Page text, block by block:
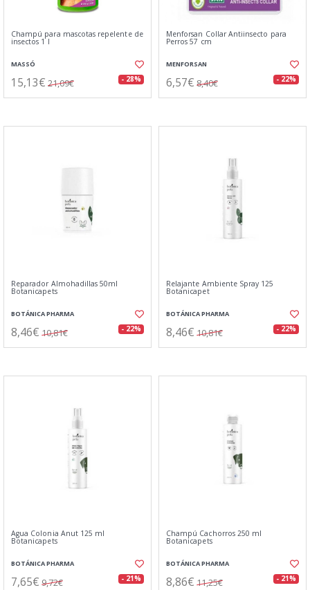
Champú para mascotas repelente de
insectos 1 l
MASSÓ
15,13€ 21,09€ - 28%
Menforsan Collar Antiinsecto para
Perros 57 cm
MENFORSAN
6,57€ 8,40€ - 22%
Reparador Almohadillas 50ml
Botanicapets
BOTÁNICA PHARMA
8,46€ 10,81€ - 22%
Relajante Ambiente Spray 125
Botanicapet
BOTÁNICA PHARMA
8,46€ 10,81€ - 22%
Agua Colonia Anut 125 ml
Botanicapets
BOTÁNICA PHARMA
7,65€ 9,72€ - 21%
Champú Cachorros 250 ml
Botanicapets
BOTÁNICA PHARMA
8,86€ 11,25€ - 21%